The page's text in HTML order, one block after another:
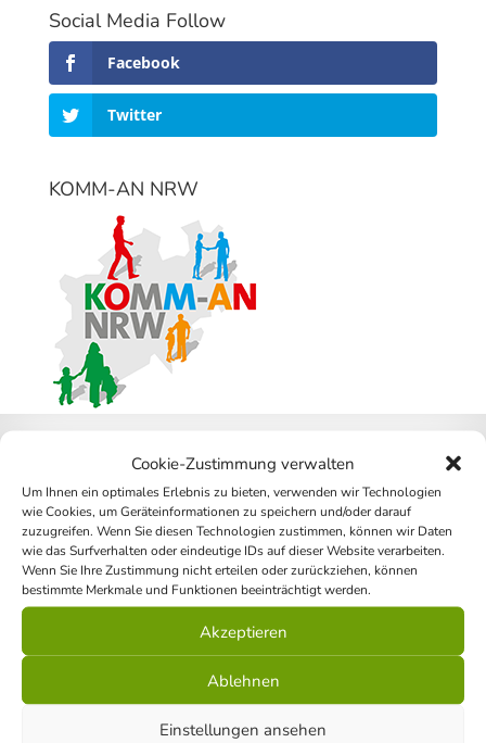
Cookie-Zustimmung verwalten
Um Ihnen ein optimales Erlebnis zu bieten, verwenden wir Technologien
wie Cookies, um Geräteinformationen zu speichern und/oder darauf
zuzugreifen. Wenn Sie diesen Technologien zustimmen, können wir Daten
wie das Surfverhalten oder eindeutige IDs auf dieser Website verarbeiten.
Wenn Sie Ihre Zustimmung nicht erteilen oder zurückziehen, können
bestimmte Merkmale und Funktionen beeinträchtigt werden.
Akzeptieren
Ablehnen
Einstellungen ansehen
Social Media Follow
Facebook
Twitter
KOMM-AN NRW
Integrationspreis 2016 für OeFH